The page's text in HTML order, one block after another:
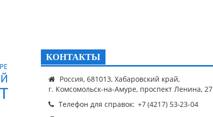
КОНТАКТЫ
Россия, 681013, Хабаровский край,
г. Комсомольск-на-Амуре, проспект Ленина, 27
Телефон для справок: